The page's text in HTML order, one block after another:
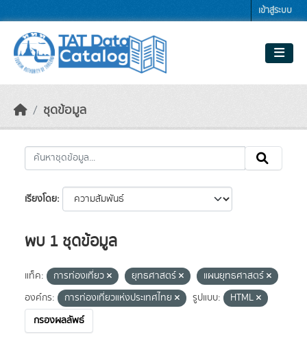
เข้าสู่ระบบ
ชุดข้อมูล
เรียงโดย
พบ 1 ชุดข้อมูล
แท็ค: การท่องเที่ยว ยุทธศาสตร์
แผนยุทธศาสตร์
องค์กร:
การท่องเที่ยวแห่งประเทศไทย รูปแบบ:
HTML
กรองผลลัพธ์